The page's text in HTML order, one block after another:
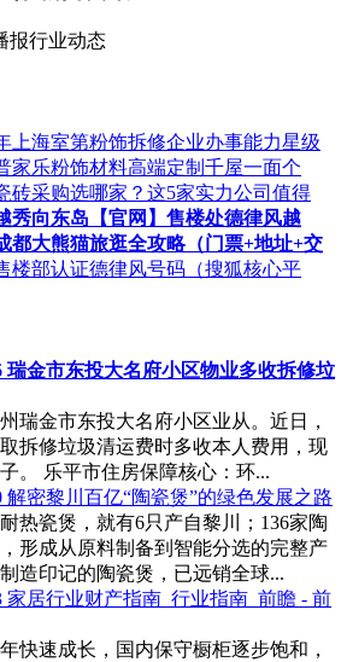
报行业动态
上海室第粉饰拆修企业办事能力星级
家乐粉饰材料高端定制千屋一面个
砖采购选哪家？这5家实力公司值得
秀向东岛【官网】售楼处德律风越
都大熊猫旅逛全攻略（门票+地址+交
楼部认证德律风号码（搜狐核心平
瑞金市东投大名府小区物业多收拆修垃
瑞金市东投大名府小区业从。近日，
拆修垃圾清运费时多收本人费用，现
。 乐平市住房保障核心：环...
解密黎川百亿“陶瓷煲”的绿色发展之路
热瓷煲，就有6只产自黎川；136家陶
形成从原料制备到智能分选的完整产
造印记的陶瓷煲，已远销全球...
家居行业财产指南_行业指南_前瞻 - 前
快速成长，国内保守橱柜逐步饱和，